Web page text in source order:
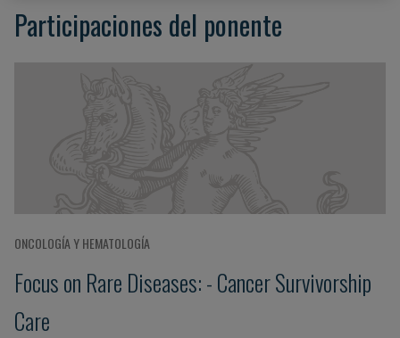
Participaciones del ponente
ONCOLOGÍA Y HEMATOLOGÍA
Focus on Rare Diseases: - Cancer Survivorship
Care